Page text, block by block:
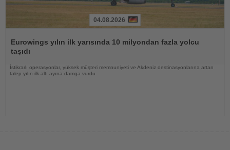
Oku
04.08.2026
Eurowings yılın ilk yarısında 10 milyondan fazla yolcu
taşıdı
İstikrarlı operasyonlar, yüksek müşteri memnuniyeti ve Akdeniz destinasyonlarına artan
talep yılın ilk altı ayına damga vurdu